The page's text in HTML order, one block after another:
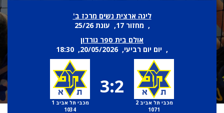
ליגה ארצית נשים מרכז ב'
, מחזור 17, עונת 25/26
אולם בית ספר גורדון
, יום יום רביעי, 20/05/2026, 18:30
מכבי תל אביב 2
1071
3:2
מכבי תל אביב 1
1034